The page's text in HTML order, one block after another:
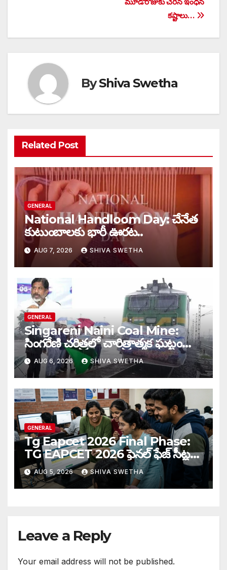
కష్టాలు…
ByShiva Swetha
Related Post
GENERAL
National Handloom Day: చేనేత
కుటుంబాలకు భారీ ఊరట..
AUG 7, 2026 SHIVA SWETHA
GENERAL
Singareni Naini Coal Mine:
సింగరేణి చరిత్రలో చారిత్రాత్మక ఘట్టం…
AUG 6, 2026 SHIVA SWETHA
GENERAL
Tg Eapcet 2026 Final Phase:
TG EAPCET 2026 ఫైనల్ ఫేజ్ సీట్ల
కేటాయింపు పూర్తి…
AUG 5, 2026 SHIVA SWETHA
Leave a Reply
Your email address will not be published.